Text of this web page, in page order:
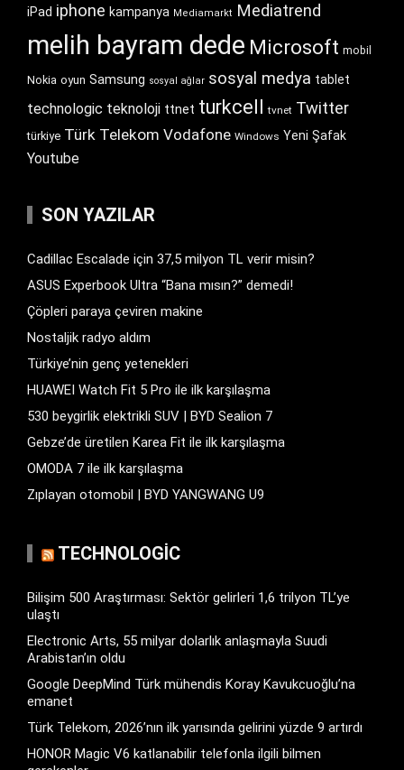
iPad iphone kampanya Mediamarkt Mediatrend
melih bayram dede Microsoft mobil
Nokia oyun Samsung sosyal ağlar sosyal medya tablet
technologic teknoloji ttnet turkcell tvnet Twitter
türkiye Türk Telekom Vodafone Windows Yeni Şafak
Youtube
SON YAZILAR
Cadillac Escalade için 37,5 milyon TL verir misin?
ASUS Experbook Ultra “Bana mısın?” demedi!
Çöpleri paraya çeviren makine
Nostaljik radyo aldım
Türkiye’nin genç yetenekleri
HUAWEI Watch Fit 5 Pro ile ilk karşılaşma
530 beygirlik elektrikli SUV | BYD Sealion 7
Gebze’de üretilen Karea Fit ile ilk karşılaşma
OMODA 7 ile ilk karşılaşma
Zıplayan otomobil | BYD YANGWANG U9
TECHNOLOGIC
Bilişim 500 Araştırması: Sektör gelirleri 1,6 trilyon TL’ye
ulaştı
Electronic Arts, 55 milyar dolarlık anlaşmayla Suudi
Arabistan’ın oldu
Google DeepMind Türk mühendis Koray Kavukcuoğlu’na
emanet
Türk Telekom, 2026’nın ilk yarısında gelirini yüzde 9 artırdı
HONOR Magic V6 katlanabilir telefonla ilgili bilmen